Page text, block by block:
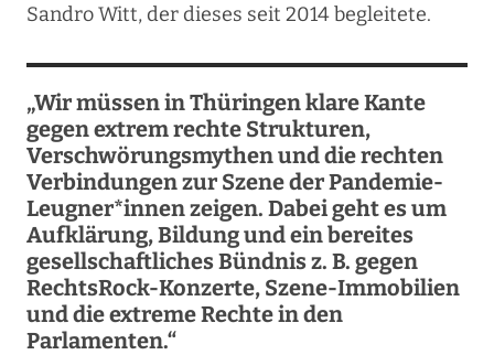
Sandro Witt, der dieses seit 2014 begleitete.
„Wir müssen in Thüringen klare Kante
gegen extrem rechte Strukturen,
Verschwörungsmythen und die rechten
Verbindungen zur Szene der Pandemie-
Leugner*innen zeigen. Dabei geht es um
Aufklärung, Bildung und ein bereites
gesellschaftliches Bündnis z. B. gegen
RechtsRock-Konzerte, Szene-Immobilien
und die extreme Rechte in den
Parlamenten.“